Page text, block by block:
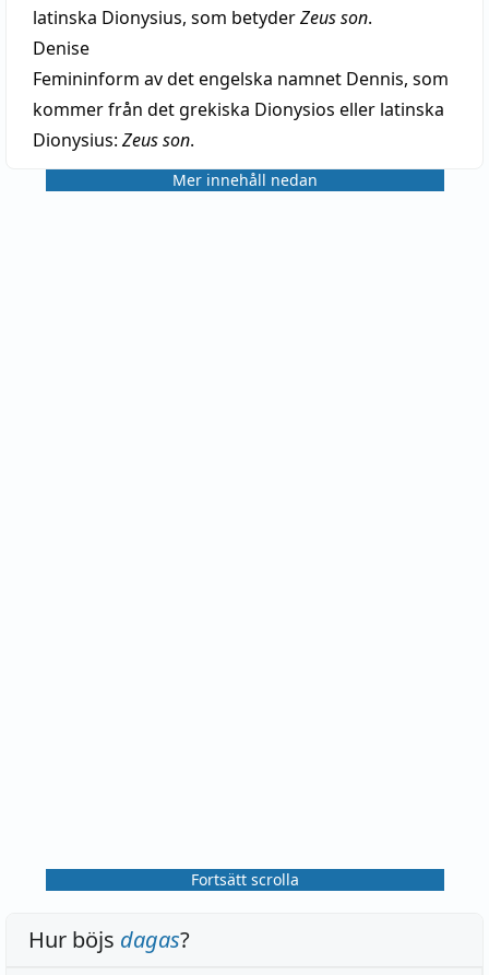
latinska Dionysius, som betyderZeus son.
Denise
Femininform av det engelska namnet Dennis, som
kommer från det grekiska Dionysios eller latinska
Dionysius: Zeus son.
Mer innehåll nedan
Fortsätt scrolla
Hur böjs dagas?